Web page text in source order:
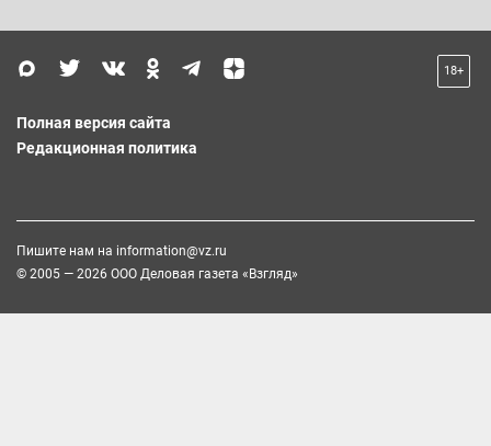
18+
Полная версия сайта
Редакционная политика
Пишите нам на information@vz.ru
© 2005 — 2026 ООО Деловая газета «Взгляд»